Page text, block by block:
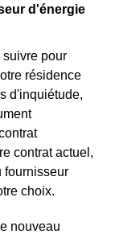
d'énergie
suivre pour
résidence
d'inquiétude,
contrat actuel,
fournisseur
choix.
nouveau